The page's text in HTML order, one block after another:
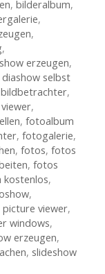
, bilderalbum,
,
,
,
erzeugen,
diashow selbst
,
,
, fotoalbum
, fotogalerie,
, fotos, fotos
, fotos
,
,
picture viewer,
windows,
erzeugen,
, slideshow